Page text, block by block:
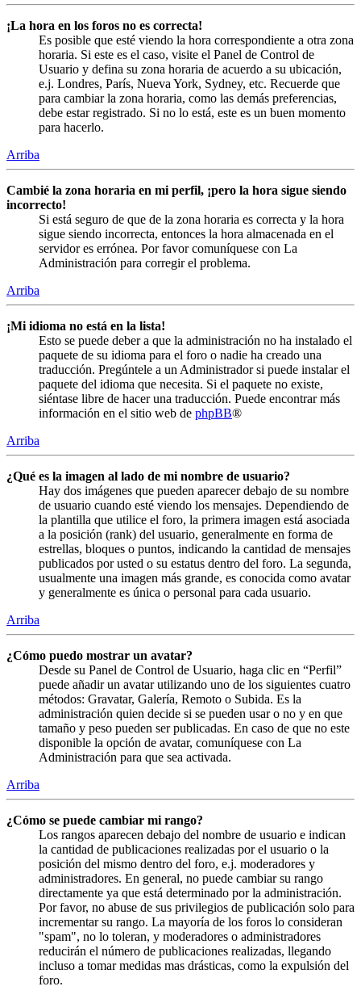
¡La hora en los foros no es correcta!
Es posible que esté viendo la hora correspondiente a otra zona
horaria. Si este es el caso, visite el Panel de Control de
Usuario y defina su zona horaria de acuerdo a su ubicación,
e.j. Londres, París, Nueva York, Sydney, etc. Recuerde que
para cambiar la zona horaria, como las demás preferencias,
debe estar registrado. Si no lo está, este es un buen momento
para hacerlo.
Arriba
Cambié la zona horaria en mi perfil, ¡pero la hora sigue siendo
incorrecto!
Si está seguro de que de la zona horaria es correcta y la hora
sigue siendo incorrecta, entonces la hora almacenada en el
servidor es errónea. Por favor comuníquese con La
Administración para corregir el problema.
Arriba
¡Mi idioma no está en la lista!
Esto se puede deber a que la administración no ha instalado el
paquete de su idioma para el foro o nadie ha creado una
traducción. Pregúntele a un Administrador si puede instalar el
paquete del idioma que necesita. Si el paquete no existe,
siéntase libre de hacer una traducción. Puede encontrar más
información en el sitio web de phpBB®
Arriba
¿Qué es la imagen al lado de mi nombre de usuario?
Hay dos imágenes que pueden aparecer debajo de su nombre
de usuario cuando esté viendo los mensajes. Dependiendo de
la plantilla que utilice el foro, la primera imagen está asociada
a la posición (rank) del usuario, generalmente en forma de
estrellas, bloques o puntos, indicando la cantidad de mensajes
publicados por usted o su estatus dentro del foro. La segunda,
usualmente una imagen más grande, es conocida como avatar
y generalmente es única o personal para cada usuario.
Arriba
¿Cómo puedo mostrar un avatar?
Desde su Panel de Control de Usuario, haga clic en “Perfil”
puede añadir un avatar utilizando uno de los siguientes cuatro
métodos: Gravatar, Galería, Remoto o Subida. Es la
administración quien decide si se pueden usar o no y en que
tamaño y peso pueden ser publicadas. En caso de que no este
disponible la opción de avatar, comuníquese con La
Administración para que sea activada.
Arriba
¿Cómo se puede cambiar mi rango?
Los rangos aparecen debajo del nombre de usuario e indican
la cantidad de publicaciones realizadas por el usuario o la
posición del mismo dentro del foro, e.j. moderadores y
administradores. En general, no puede cambiar su rango
directamente ya que está determinado por la administración.
Por favor, no abuse de sus privilegios de publicación solo para
incrementar su rango. La mayoría de los foros lo consideran
"spam", no lo toleran, y moderadores o administradores
reducirán el número de publicaciones realizadas, llegando
incluso a tomar medidas mas drásticas, como la expulsión del
foro.